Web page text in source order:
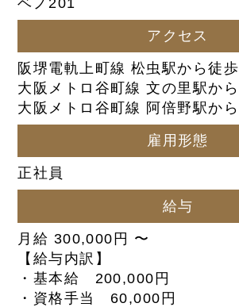
アクセス
阪堺電軌上町線 松虫駅から徒
大阪メトロ谷町線 文の里駅か
大阪メトロ谷町線 阿倍野駅か
雇用形態
正社員
給与
月給 300,000円 〜
【給与内訳】
・基本給 200,000円
・資格手当 60,000円